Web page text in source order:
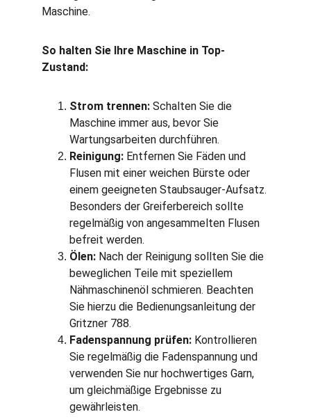
Maschine.
So halten Sie Ihre Maschine in Top-
Zustand:
Strom trennen: Schalten Sie die
Maschine immer aus, bevor Sie
Wartungsarbeiten durchführen.
Reinigung: Entfernen Sie Fäden und
Flusen mit einer weichen Bürste oder
einem geeigneten Staubsauger-Aufsatz.
Besonders der Greiferbereich sollte
regelmäßig von angesammelten Flusen
befreit werden.
Ölen: Nach der Reinigung sollten Sie die
beweglichen Teile mit speziellem
Nähmaschinenöl schmieren. Beachten
Sie hierzu die Bedienungsanleitung der
Gritzner 788.
Fadenspannung prüfen: Kontrollieren
Sie regelmäßig die Fadenspannung und
verwenden Sie nur hochwertiges Garn,
um gleichmäßige Ergebnisse zu
gewährleisten.